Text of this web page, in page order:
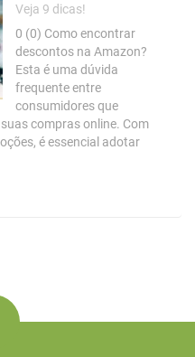
Veja 9 dicas!
0 (0) Como encontrar
descontos na Amazon?
Esta é uma dúvida
frequente entre
consumidores que
compras online. Com
é essencial adotar